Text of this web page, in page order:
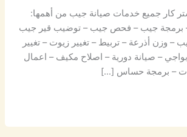
كار جميع خدمات صيانة جيب من أهمها:
– برمجة جيب – فحص جيب – توضيب قير جيب
– وزن أذرعة – تربيط – تغيير زيوت – تغيير
– صيانة دورية – اصلاح مكيف – اعمال
– برمجة حساس […]